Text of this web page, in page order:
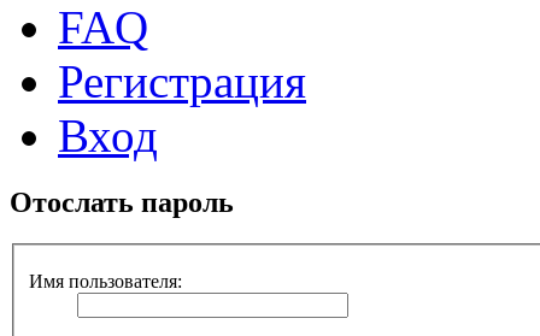
FAQ
Регистрация
Вход
Отослать пароль
Имя пользователя: